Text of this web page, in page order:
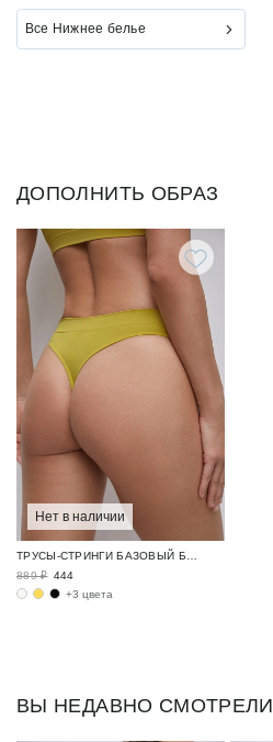
Все Нижнее белье
ДОПОЛНИТЬ ОБРАЗ
Нет в наличии
ТРУСЫ-СТРИНГИ БАЗОВЫЙ БЕЛЬЕВОЙ ГАРДЕРОБ / SEAMLESS BASE
889 ₽ 444
+3 цвета
ВЫ НЕДАВНО СМОТРЕЛИ